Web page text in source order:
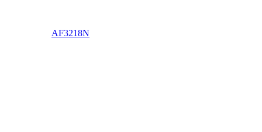
AF3218N